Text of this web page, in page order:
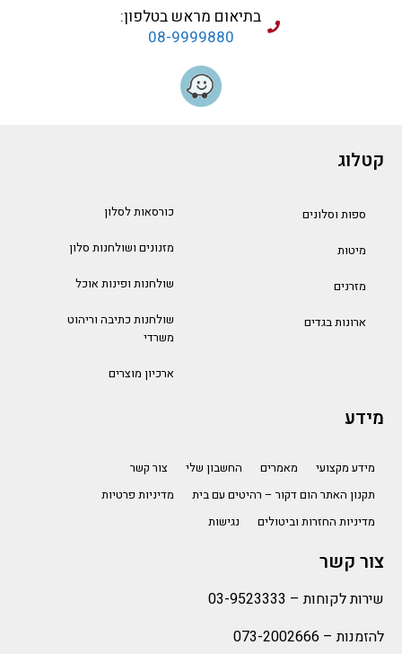
בתיאום מראש בטלפון:
08-9999880
קטלוג
ספות וסלונים
מיטות
מזרנים
ארונות בגדים
כורסאות לסלון
מזנונים ושולחנות סלון
שולחנות ופינות אוכל
שולחנות כתיבה וריהוט
משרדי
ארכיון מוצרים
מידע
מידע מקצועי מאמרים החשבון שלי
צור קשר
תקנון האתר הום דקור – רהיטים עם בית
מדיניות פרטיות
מדיניות החזרות וביטולים
נגישות
צור קשר
שירות לקוחות – 03-9523333
להזמנות – 073-2002666